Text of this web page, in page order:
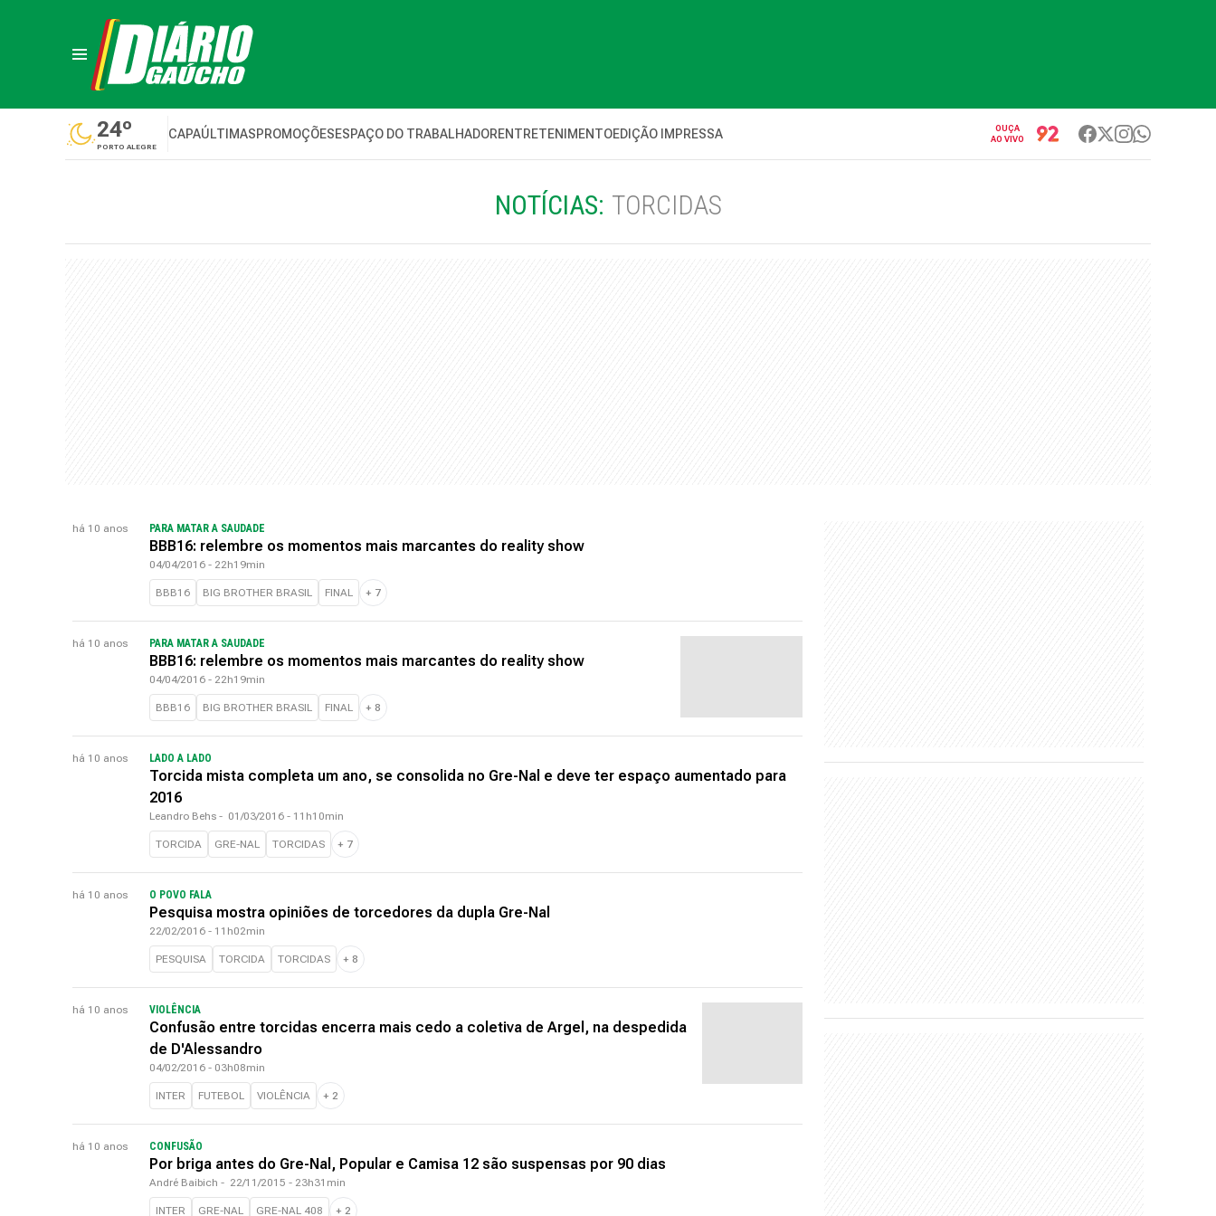
24º
PORTO ALEGRE
CAPAÚLTIMASPROMOÇÕESESPAÇO DO TRABALHADORENTRETENIMENTOEDIÇÃO IMPRESSA
OUÇA
AO VIVO
NOTÍCIAS: TORCIDAS
há 10 anos PARA MATAR A SAUDADE
BBB16: relembre os momentos mais marcantes do reality show
04/04/2016 - 22h19min
BBB16 BIG BROTHER BRASIL FINAL + 7
há 10 anos PARA MATAR A SAUDADE
BBB16: relembre os momentos mais marcantes do reality show
04/04/2016 - 22h19min
BBB16 BIG BROTHER BRASIL FINAL + 8
há 10 anos LADO A LADO
Torcida mista completa um ano, se consolida no Gre-Nal e deve ter espaço aumentado para
2016
Leandro Behs - 01/03/2016 - 11h10min
TORCIDA GRE-NAL TORCIDAS + 7
há 10 anos O POVO FALA
Pesquisa mostra opiniões de torcedores da dupla Gre-Nal
22/02/2016 - 11h02min
PESQUISA TORCIDA TORCIDAS + 8
há 10 anos VIOLÊNCIA
Confusão entre torcidas encerra mais cedo a coletiva de Argel, na despedida
de D'Alessandro
04/02/2016 - 03h08min
INTER FUTEBOL VIOLÊNCIA + 2
há 10 anos CONFUSÃO
Por briga antes do Gre-Nal, Popular e Camisa 12 são suspensas por 90 dias
André Baibich - 22/11/2015 - 23h31min
INTER GRE-NAL GRE-NAL 408 + 2